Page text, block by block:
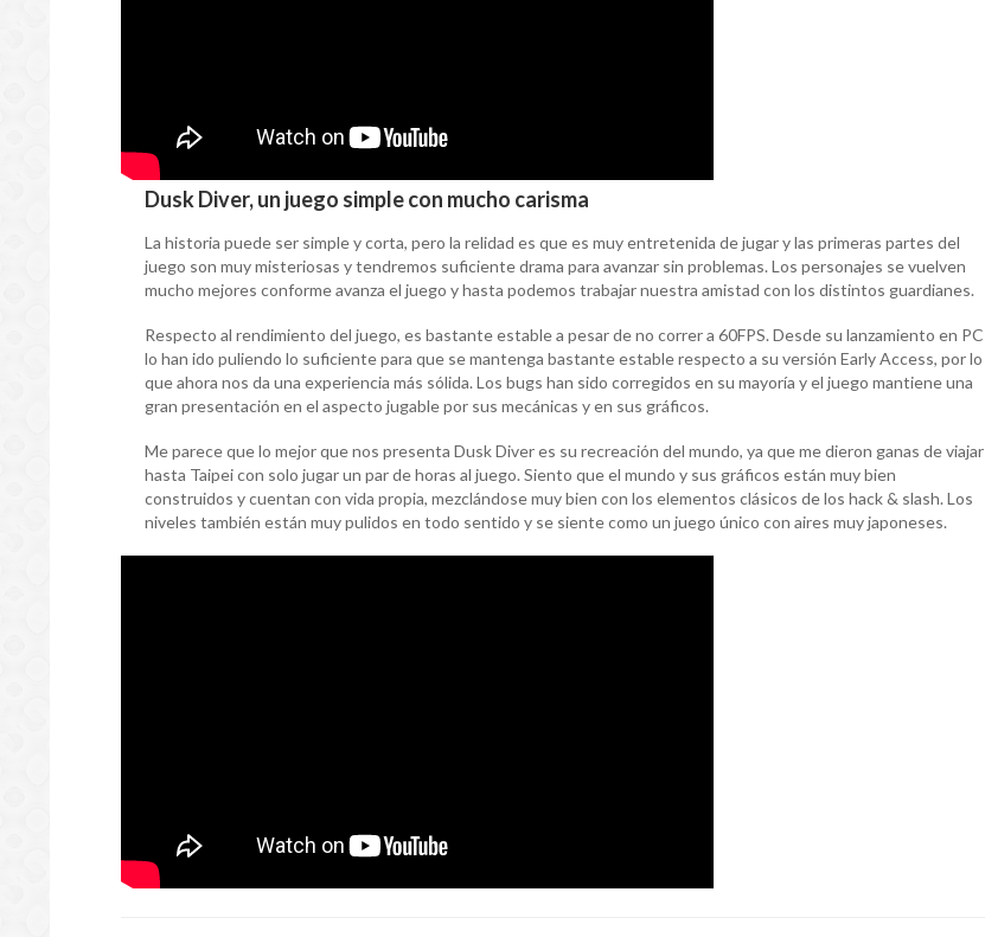
Dusk Diver, un juego simple con mucho carisma
La historia puede ser simple y corta, pero la relidad es que es muy entretenida de jugar y las primeras partes del
juego son muy misteriosas y tendremos suficiente drama para avanzar sin problemas. Los personajes se vuelven
mucho mejores conforme avanza el juego y hasta podemos trabajar nuestra amistad con los distintos guardianes.
Respecto al rendimiento del juego, es bastante estable a pesar de no correr a 60FPS. Desde su lanzamiento en PC
lo han ido puliendo lo suficiente para que se mantenga bastante estable respecto a su versión Early Access, por lo
que ahora nos da una experiencia más sólida. Los bugs han sido corregidos en su mayoría y el juego mantiene una
gran presentación en el aspecto jugable por sus mecánicas y en sus gráficos.
Me parece que lo mejor que nos presenta Dusk Diver es su recreación del mundo, ya que me dieron ganas de viajar
hasta Taipei con solo jugar un par de horas al juego. Siento que el mundo y sus gráficos están muy bien
construidos y cuentan con vida propia, mezclándose muy bien con los elementos clásicos de los hack & slash. Los
niveles también están muy pulidos en todo sentido y se siente como un juego único con aires muy japoneses.